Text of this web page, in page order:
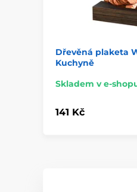
Dřevěná plaketa
Kuchyně
Skladem v e-
141 Kč